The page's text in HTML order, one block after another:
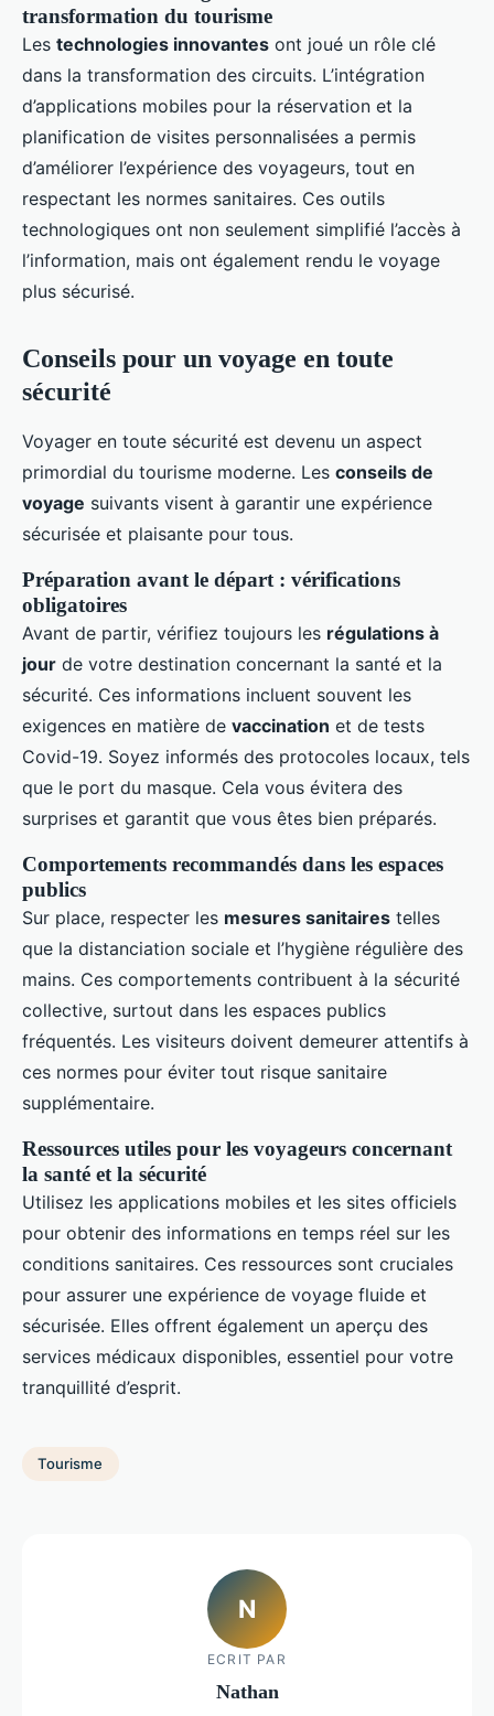
transformation du tourisme
Les technologies innovantes ont joué un rôle clé
dans la transformation des circuits. L’intégration
d’applications mobiles pour la réservation et la
planification de visites personnalisées a permis
d’améliorer l’expérience des voyageurs, tout en
respectant les normes sanitaires. Ces outils
technologiques ont non seulement simplifié l’accès à
l’information, mais ont également rendu le voyage
plus sécurisé.
Conseils pour un voyage en toute
sécurité
Voyager en toute sécurité est devenu un aspect
primordial du tourisme moderne. Les conseils de
voyage suivants visent à garantir une expérience
sécurisée et plaisante pour tous.
Préparation avant le départ : vérifications
obligatoires
Avant de partir, vérifiez toujours les régulations à
jour de votre destination concernant la santé et la
sécurité. Ces informations incluent souvent les
exigences en matière de vaccination et de tests
Covid-19. Soyez informés des protocoles locaux, tels
que le port du masque. Cela vous évitera des
surprises et garantit que vous êtes bien préparés.
Comportements recommandés dans les espaces
publics
Sur place, respecter les mesures sanitaires telles
que la distanciation sociale et l’hygiène régulière des
mains. Ces comportements contribuent à la sécurité
collective, surtout dans les espaces publics
fréquentés. Les visiteurs doivent demeurer attentifs à
ces normes pour éviter tout risque sanitaire
supplémentaire.
Ressources utiles pour les voyageurs concernant
la santé et la sécurité
Utilisez les applications mobiles et les sites officiels
pour obtenir des informations en temps réel sur les
conditions sanitaires. Ces ressources sont cruciales
pour assurer une expérience de voyage fluide et
sécurisée. Elles offrent également un aperçu des
services médicaux disponibles, essentiel pour votre
tranquillité d’esprit.
Tourisme
N
ECRIT PAR
Nathan